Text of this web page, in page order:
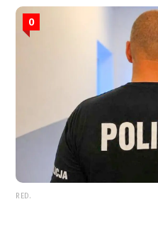
0
RED.